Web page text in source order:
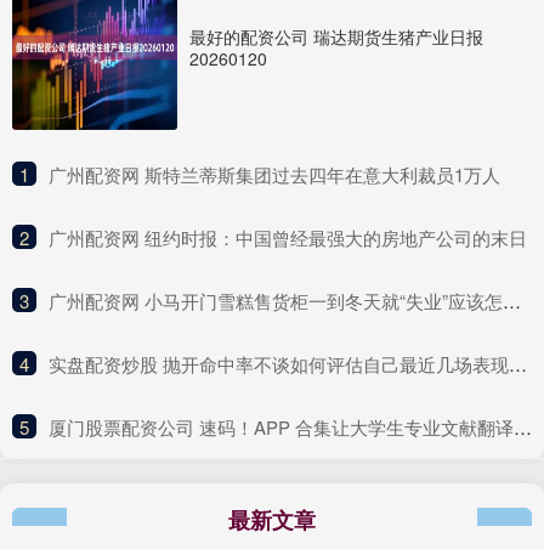
最好的配资公司 瑞达期货生猪产业日报
20260120
1 ​广州配资网 斯特兰蒂斯集团过去四年在意大利裁员1万人
2 ​广州配资网 纽约时报：中国曾经最强大的房地产公司的末日
3 ​广州配资网 小马开门雪糕售货柜一到冬天就“失业”应该怎么办？
4 ​实盘配资炒股 抛开命中率不谈如何评估自己最近几场表现？谢泼德：抛不开
5 ​厦门股票配资公司 速码！APP 合集让大学生专业文献翻译效率翻倍超省心
最新文章